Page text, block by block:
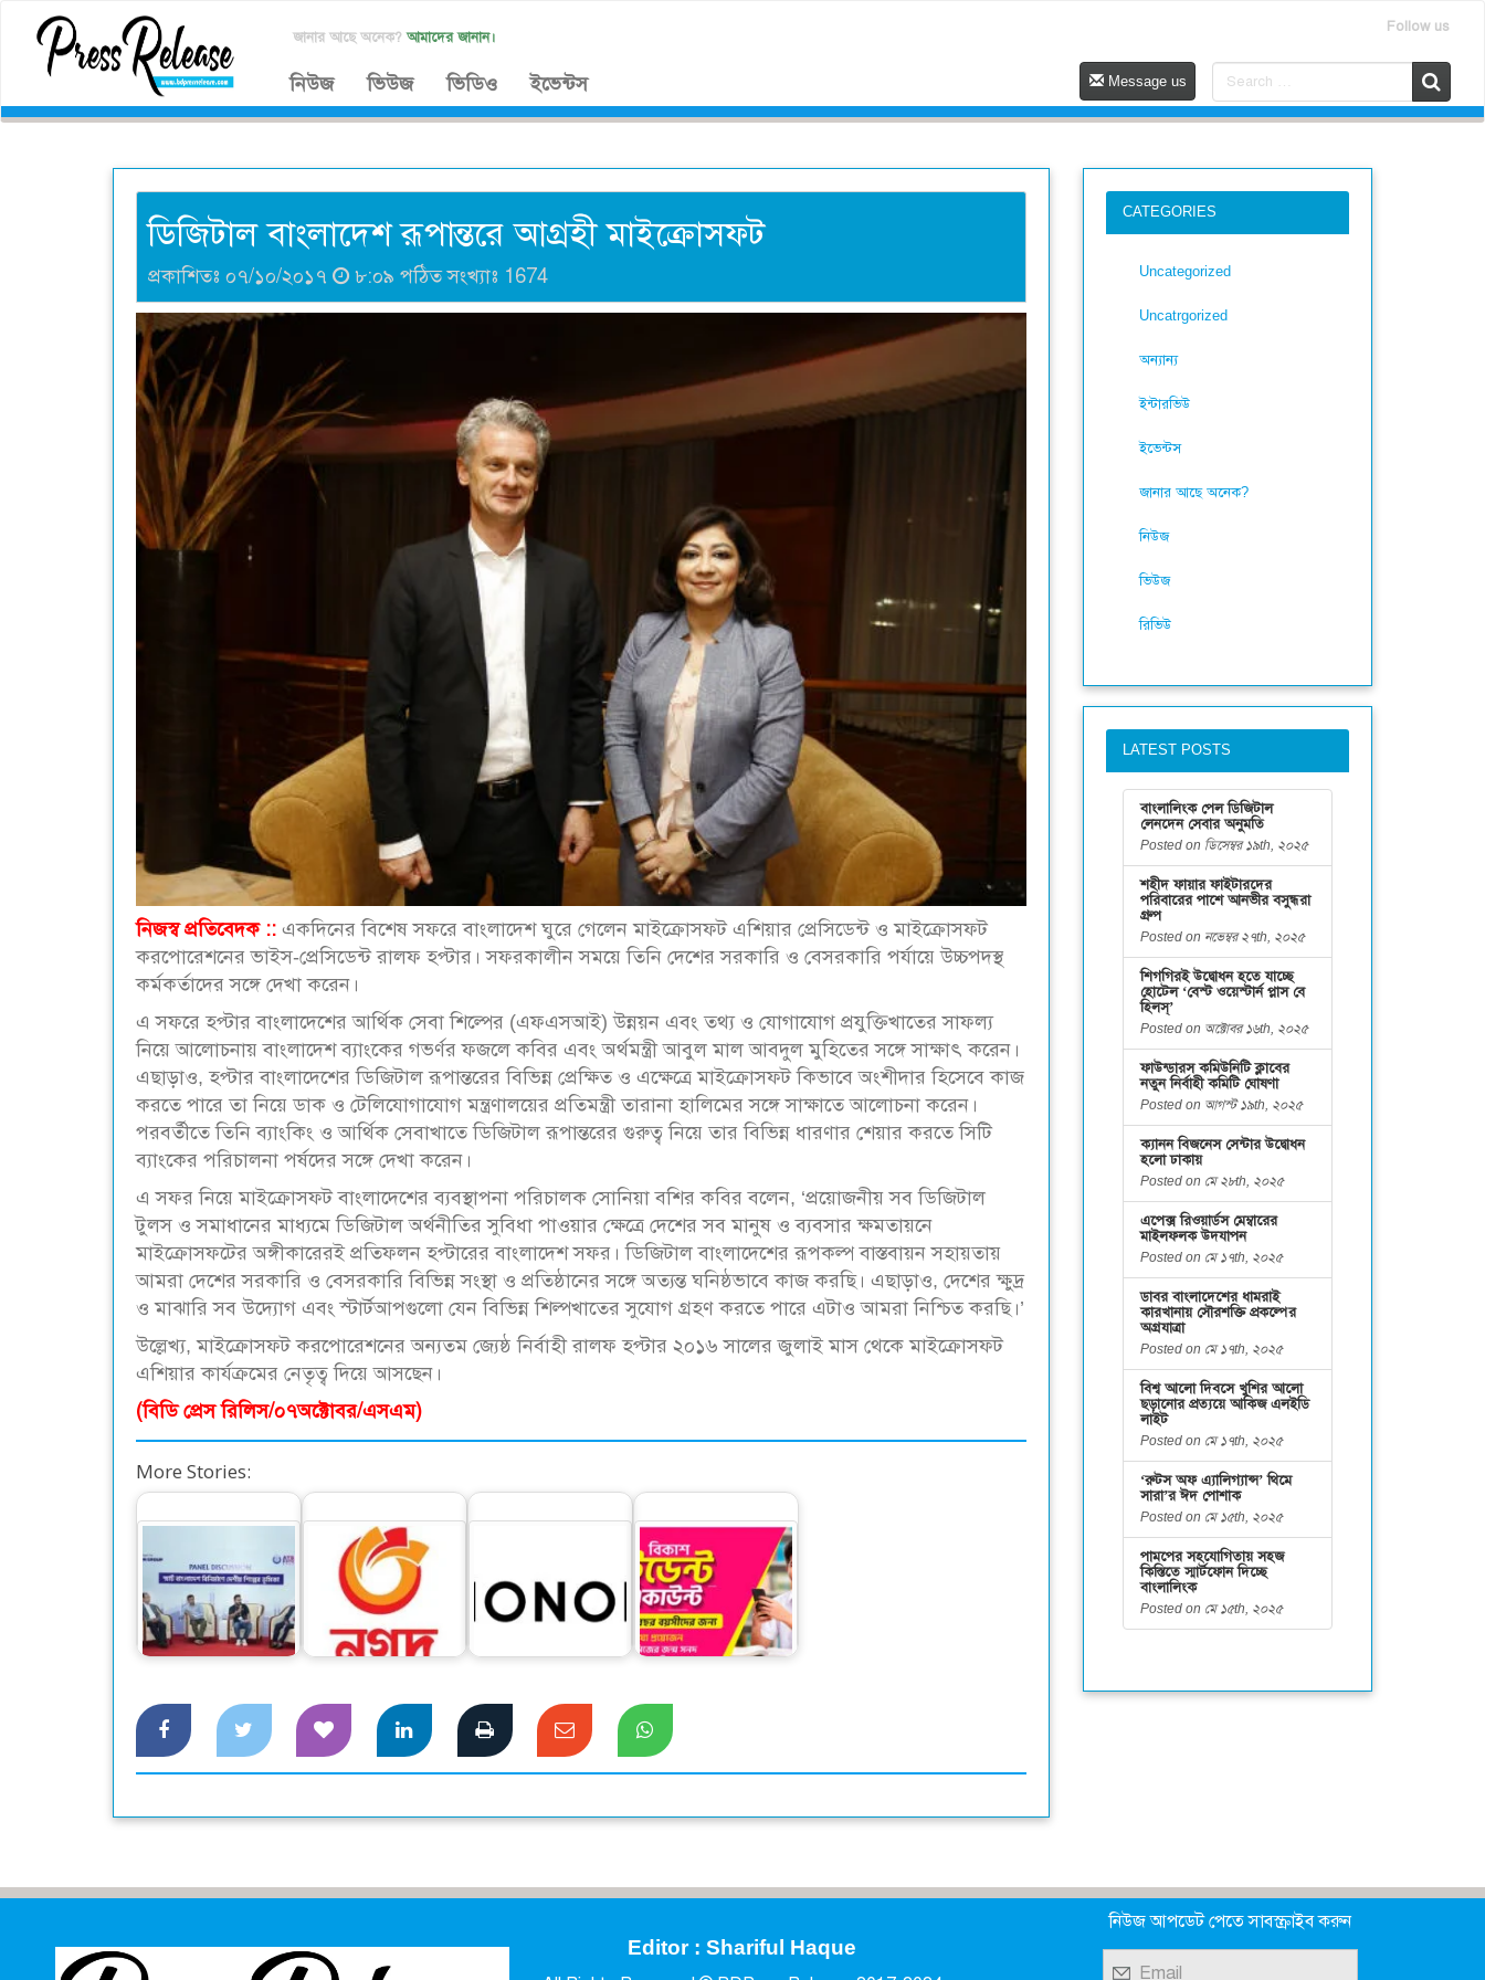
জানার আছে অনেক? আমাদের জানান।
Follow us
নিউজ ভিউজ ভিডিও ইভেন্টস Message us
ডিজিটাল বাংলাদেশ রূপান্তরে আগ্রহী মাইক্রোসফট
প্রকাশিতঃ ০৭/১০/২০১৭ ৮:০৯ পঠিত সংখ্যাঃ 1674
নিজস্ব প্রতিবেদক :: একদিনের বিশেষ সফরে বাংলাদেশ ঘুরে গেলেন মাইক্রোসফট এশিয়ার প্রেসিডেন্ট ও মাইক্রোসফট
করপোরেশনের ভাইস-প্রেসিডেন্ট রালফ হপ্টার। সফরকালীন সময়ে তিনি দেশের সরকারি ও বেসরকারি পর্যায়ে উচ্চপদস্থ
কর্মকর্তাদের সঙ্গে দেখা করেন।
এ সফরে হপ্টার বাংলাদেশের আর্থিক সেবা শিল্পের (এফএসআই) উন্নয়ন এবং তথ্য ও যোগাযোগ প্রযুক্তিখাতের সাফল্য
নিয়ে আলোচনায় বাংলাদেশ ব্যাংকের গভর্ণর ফজলে কবির এবং অর্থমন্ত্রী আবুল মাল আবদুল মুহিতের সঙ্গে সাক্ষাৎ করেন।
এছাড়াও, হপ্টার বাংলাদেশের ডিজিটাল রূপান্তরের বিভিন্ন প্রেক্ষিত ও এক্ষেত্রে মাইক্রোসফট কিভাবে অংশীদার হিসেবে কাজ
করতে পারে তা নিয়ে ডাক ও টেলিযোগাযোগ মন্ত্রণালয়ের প্রতিমন্ত্রী তারানা হালিমের সঙ্গে সাক্ষাতে আলোচনা করেন।
পরবর্তীতে তিনি ব্যাংকিং ও আর্থিক সেবাখাতে ডিজিটাল রূপান্তরের গুরুত্ব নিয়ে তার বিভিন্ন ধারণার শেয়ার করতে সিটি
ব্যাংকের পরিচালনা পর্ষদের সঙ্গে দেখা করেন।
এ সফর নিয়ে মাইক্রোসফট বাংলাদেশের ব্যবস্থাপনা পরিচালক সোনিয়া বশির কবির বলেন, ‘প্রয়োজনীয় সব ডিজিটাল
টুলস ও সমাধানের মাধ্যমে ডিজিটাল অর্থনীতির সুবিধা পাওয়ার ক্ষেত্রে দেশের সব মানুষ ও ব্যবসার ক্ষমতায়নে
মাইক্রোসফটের অঙ্গীকারেরই প্রতিফলন হপ্টারের বাংলাদেশ সফর। ডিজিটাল বাংলাদেশের রূপকল্প বাস্তবায়ন সহায়তায়
আমরা দেশের সরকারি ও বেসরকারি বিভিন্ন সংস্থা ও প্রতিষ্ঠানের সঙ্গে অত্যন্ত ঘনিষ্ঠভাবে কাজ করছি। এছাড়াও, দেশের ক্ষুদ্র
ও মাঝারি সব উদ্যোগ এবং স্টার্টআপগুলো যেন বিভিন্ন শিল্পখাতের সুযোগ গ্রহণ করতে পারে এটাও আমরা নিশ্চিত করছি।’
উল্লেখ্য, মাইক্রোসফট করপোরেশনের অন্যতম জ্যেষ্ঠ নির্বাহী রালফ হপ্টার ২০১৬ সালের জুলাই মাস থেকে মাইক্রোসফট
এশিয়ার কার্যক্রমের নেতৃত্ব দিয়ে আসছেন।
(বিডি প্রেস রিলিস/০৭অক্টোবর/এসএম)
More Stories:
স্মার্ট বাংলাদেশ বিনির্মাণে
‘সেন্ট্রাল ফোরাম’ গঠনের
আহ্বান
প্রধানমন্ত্রীর শিক্ষা সহায়তা
এখন থেকে কেবল নগদে
বন্যার্তদের সহায়তায়
একদিনের বেতন দিলো
বিকাশের স্টুডেন্ট
অ্যাকাউন্ট ক্যাশলেস
লেনদেনে…
CATEGORIES
Uncategorized
Uncatrgorized
অন্যান্য
ইন্টারভিউ
ইভেন্টস
জানার আছে অনেক?
নিউজ
ভিউজ
রিভিউ
LATEST POSTS
বাংলালিংক পেল ডিজিটাল
লেনদেন সেবার অনুমতি
Posted on ডিসেম্বর ১৯th, ২০২৫
শহীদ ফায়ার ফাইটারদের
পরিবারের পাশে আনভীর বসুন্ধরা
গ্রুপ
Posted on নভেম্বর ২৭th, ২০২৫
শিগগিরই উদ্বোধন হতে যাচ্ছে
হোটেল ‘বেস্ট ওয়েস্টার্ন প্লাস বে
হিলস্’
Posted on অক্টোবর ১৬th, ২০২৫
ফাউন্ডারস কমিউনিটি ক্লাবের
নতুন নির্বাহী কমিটি ঘোষণা
Posted on আগস্ট ১৯th, ২০২৫
ক্যানন বিজনেস সেন্টার উদ্বোধন
হলো ঢাকায়
Posted on মে ২৮th, ২০২৫
এপেক্স রিওয়ার্ডস মেম্বারের
মাইলফলক উদযাপন
Posted on মে ১৭th, ২০২৫
ডাবর বাংলাদেশের ধামরাই
কারখানায় সৌরশক্তি প্রকল্পের
অগ্রযাত্রা
Posted on মে ১৭th, ২০২৫
বিশ্ব আলো দিবসে খুশির আলো
ছড়ানোর প্রত্যয়ে আকিজ এলইডি
লাইট
Posted on মে ১৭th, ২০২৫
‘রুটস অফ এ্যালিগ্যান্স’ থিমে
সারা’র ঈদ পোশাক
Posted on মে ১৫th, ২০২৫
পামপের সহযোগিতায় সহজ
কিস্তিতে স্মার্টফোন দিচ্ছে
বাংলালিংক
Posted on মে ১৫th, ২০২৫
Editor : Shariful Haque
নিউজ আপডেট পেতে সাবস্ক্রাইব করুন